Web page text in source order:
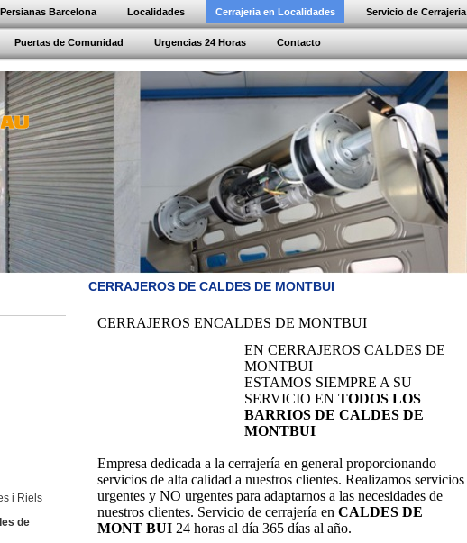
Persianas Barcelona Localidades Cerrajeria en Localidades Servicio de Cerrajeria
Puertas de Comunidad Urgencias 24 Horas Contacto
i Riels
de
CERRAJEROS DE CALDES DE MONTBUI
CERRAJEROS ENCALDES DE MONTBUI
EN CERRAJEROS CALDES DE
MONTBUI
ESTAMOS SIEMPRE A SU
SERVICIO EN TODOS LOS
BARRIOS DE CALDES DE
MONTBUI
Empresa dedicada a la cerrajería en general proporcionando
servicios de alta calidad a nuestros clientes. Realizamos servicios
urgentes y NO urgentes para adaptarnos a las necesidades de
nuestros clientes. Servicio de cerrajería en CALDES DE
MONT BUI 24 horas al día 365 días al año.